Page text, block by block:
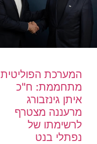
המערכת הפוליטית
מתחממת: ח"כ
איתן גינזבורג
מרעננה מצטרף
לרשימתו של
נפתלי בנט